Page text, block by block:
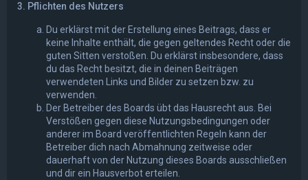
3. Pflichten des Nutzers
Du erklärst mit der Erstellung eines Beitrags, dass er
keine Inhalte enthält, die gegen geltendes Recht oder die
guten Sitten verstoßen. Du erklärst insbesondere, dass
du das Recht besitzt, die in deinen Beiträgen
verwendeten Links und Bilder zu setzen bzw. zu
verwenden.
Der Betreiber des Boards übt das Hausrecht aus. Bei
Verstößen gegen diese Nutzungsbedingungen oder
anderer im Board veröffentlichten Regeln kann der
Betreiber dich nach Abmahnung zeitweise oder
dauerhaft von der Nutzung dieses Boards ausschließen
und dir ein Hausverbot erteilen.